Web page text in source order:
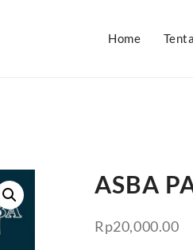
Home
ASBA
Rp20,000.00